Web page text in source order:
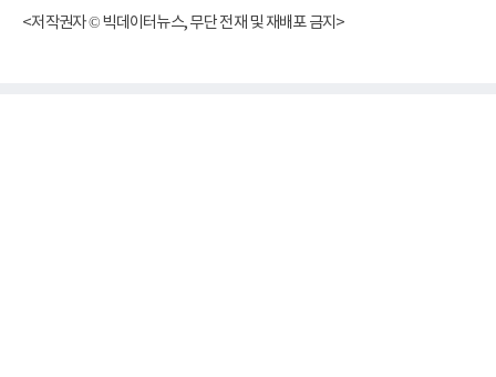
<저작권자 © 빅데이터뉴스, 무단 전재 및 재배포 금지>